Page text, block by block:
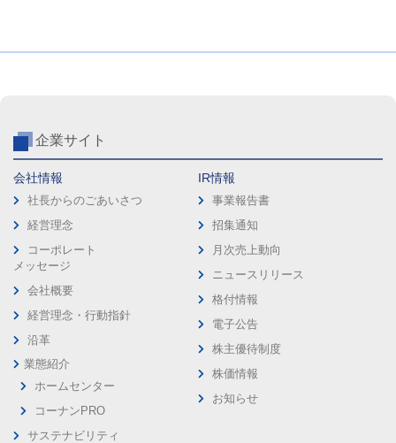
企業サイト
会社情報
社長からのごあいさつ
経営理念
コーポレート
メッセージ
会社概要
経営理念・行動指針
沿革
業態紹介
ホームセンター
コーナンPRO
サステナビリティ
IR情報
事業報告書
招集通知
月次売上動向
ニュースリリース
格付情報
電子公告
株主優待制度
株価情報
お知らせ